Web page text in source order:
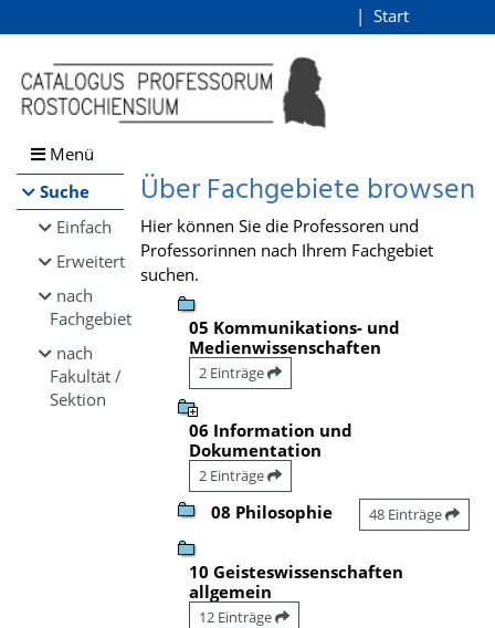
Browsen
direkt zum Inhalt
Start
Menü
Suche
Einfach
Erweitert
nach
Fachgebiet
nach
Fakultät /
Sektion
Über Fachgebiete browsen
Hier können Sie die Professoren und
Professorinnen nach Ihrem Fachgebiet
suchen.
05 Kommunikations- und
Medienwissenschaften
2 Einträge
06 Information und
Dokumentation
2 Einträge
08 Philosophie 48 Einträge
10 Geisteswissenschaften
allgemein
12 Einträge